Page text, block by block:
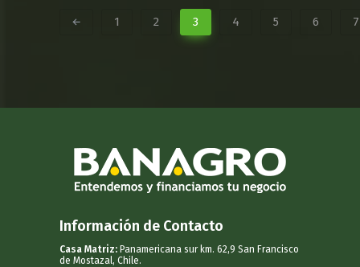
1 2 3 4 5 6 7
Información de Contacto
Casa Matriz: Panamericana sur km. 62,9 San Francisco
de Mostazal, Chile.